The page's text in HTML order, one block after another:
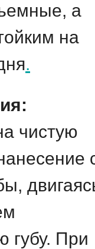
а
на
.
чистую
губу. При